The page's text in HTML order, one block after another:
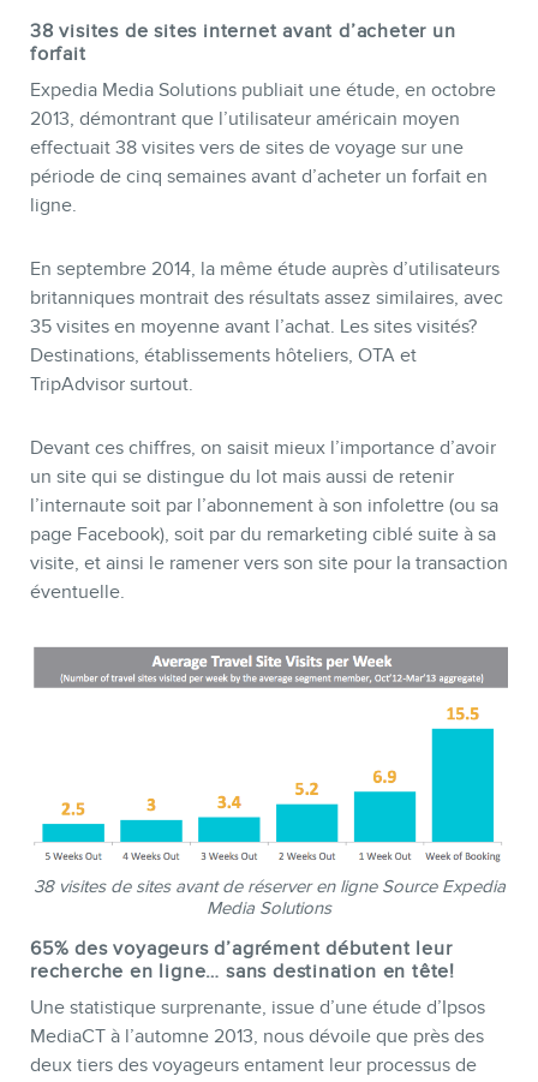
38 visites de sites internet avant d’acheter un
forfait
Expedia Media Solutions publiait une étude, en octobre
2013, démontrant que l’utilisateur américain moyen
effectuait 38 visites vers de sites de voyage sur une
période de cinq semaines avant d’acheter un forfait en
ligne.
En septembre 2014, la même étude auprès d’utilisateurs
britanniques montrait des résultats assez similaires, avec
35 visites en moyenne avant l’achat. Les sites visités?
Destinations, établissements hôteliers, OTA et
TripAdvisor surtout.
Devant ces chiffres, on saisit mieux l’importance d’avoir
un site qui se distingue du lot mais aussi de retenir
l’internaute soit par l’abonnement à son infolettre (ou sa
page Facebook), soit par du remarketing ciblé suite à sa
visite, et ainsi le ramener vers son site pour la transaction
éventuelle.
38 visites de sites avant de réserver en ligne Source Expedia
Media Solutions
65% des voyageurs d’agrément débutent leur
recherche en ligne… sans destination en tête!
Une statistique surprenante, issue d’une étude d’Ipsos
MediaCT à l’automne 2013, nous dévoile que près des
deux tiers des voyageurs entament leur processus de